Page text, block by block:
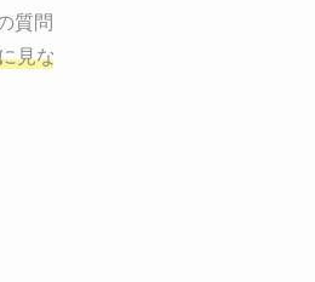
いたします。
実行・検証・修正
質問に答えることはできるでしょ
見ながら最終的な絵を描き、商